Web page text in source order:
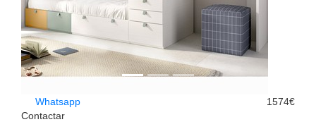
Whatsapp
Contactar
1574€